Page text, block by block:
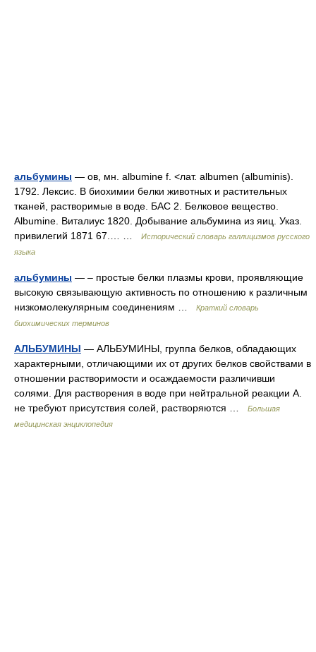
альбумины — ов, мн. albumine f. <лат. albumen (albuminis).
1792. Лексис. В биохимии белки животных и растительных
тканей, растворимые в воде. БАС 2. Белковое вещество.
Albumine. Виталиус 1820. Добывание альбумина из яиц. Указ.
привилегий 1871 67.… …
Исторический словарь галлицизмов русского
языка
альбумины — – простые белки плазмы крови, проявляющие
высокую связывающую активность по отношению к различным
низкомолекулярным соединениям …
Краткий словарь
биохимических терминов
АЛЬБУМИНЫ — АЛЬБУМИНЫ, группа белков, обладающих
характерными, отличающими их от других белков свойствами в
отношении растворимости и осаждаемости различивши
солями. Для растворения в воде при нейтральной реакции А.
не требуют присутствия солей, растворяются …
Большая
медицинская энциклопедия